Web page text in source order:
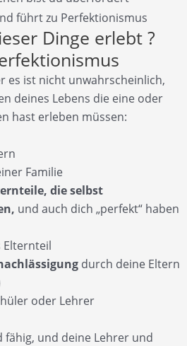
Dinge erlebt ?
es ist nicht unwahrscheinlich,
deines Lebens die eine oder
hast erleben müssen:
Familie
die selbst
und auch dich „perfekt“ haben
Elternteil
durch deine Eltern
oder Lehrer
und deine Lehrer und